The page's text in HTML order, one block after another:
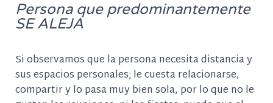
Persona que predominantemente
SE ALEJA
Si observamos que la persona necesita distancia y
sus espacios personales​; le cuesta relacionarse,
compartir y lo pasa muy bien sola, por lo que no le